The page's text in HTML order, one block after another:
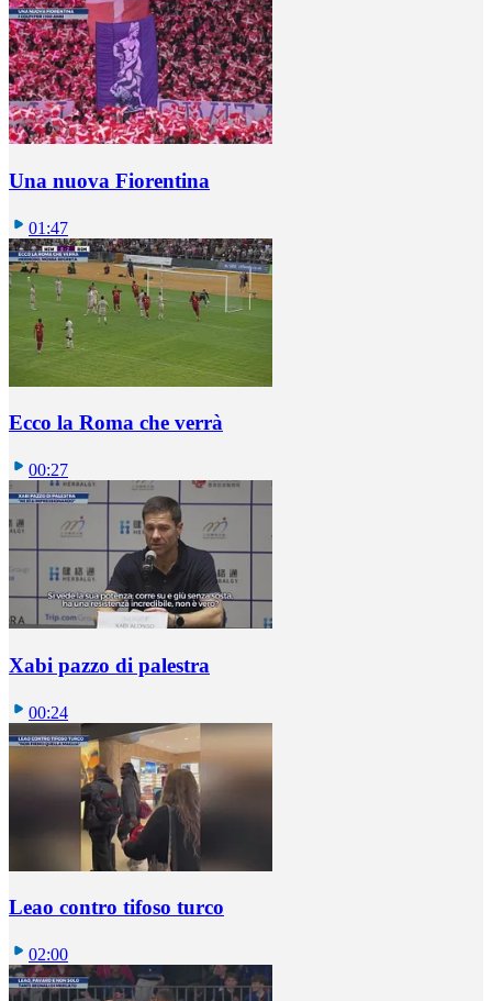
Una nuova Fiorentina
01:47
Ecco la Roma che verrà
00:27
Xabi pazzo di palestra
00:24
Leao contro tifoso turco
02:00